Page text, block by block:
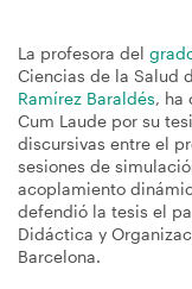
La profesora del
Ciencias de la Salud
Ramírez Baraldés, ha
Cum Laude por su
discursivas entre el
sesiones de
acoplamiento
defendió la tesis el
Didáctica y
Barcelona.